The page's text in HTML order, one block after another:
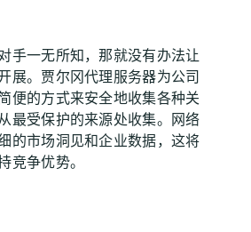
手一无所知，那就没有办法让
展。贾尔冈代理服务器为公司
便的方式来安全地收集各种关
最受保护的来源处收集。网络
的市场洞见和企业数据，这将
竞争优势。